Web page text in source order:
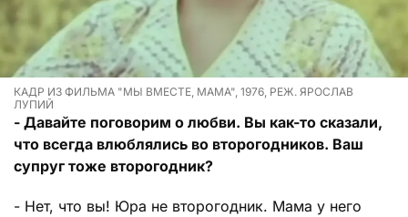
КАДР ИЗ ФИЛЬМА "МЫ ВМЕСТЕ, МАМА", 1976, РЕЖ. ЯРОСЛАВ
ЛУПИЙ
- Давайте поговорим о любви. Вы как-то сказали,
что всегда влюблялись во второгодников. Ваш
супруг тоже второгодник?
- Нет, что вы! Юра не второгодник. Мама у него